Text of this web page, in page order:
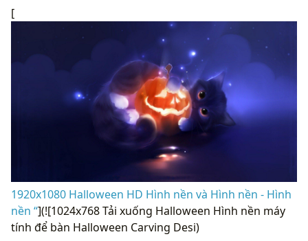
[
1920x1080 Halloween HD Hình nền và Hình nền - Hình
nền “](![1024x768 Tải xuống Halloween Hình nền máy
tính để bàn Halloween Carving Desi)